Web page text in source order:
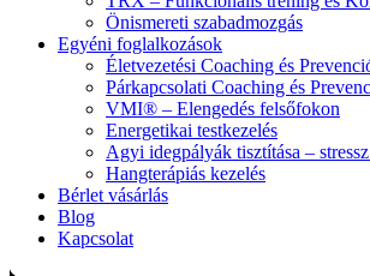
Önismereti szabadmozgás
Egyéni foglalkozások
Életvezetési Coaching és
Párkapcsolati Coaching és
VMI® – Elengedés felsőfokon
Energetikai testkezelés
Agyi idegpályák tisztítása –
Hangterápiás kezelés
Bérlet vásárlás
Blog
Kapcsolat